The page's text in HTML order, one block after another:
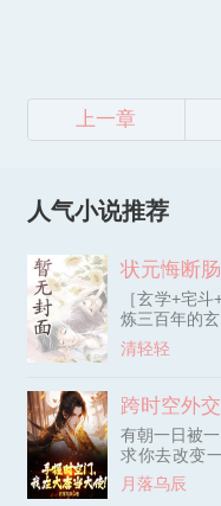
上一章
人气小说推荐
状元悔断
［玄学+宅
炼三百年的
到了一百年
妻。 这还不
才让她重生
话，偏生她
符…… 短短
学大佬。 百
清轻轻
跨时空外
有朝一日被
求你去改变
代世界？ 秦
进部的机遇
月落乌辰